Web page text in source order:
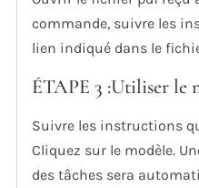
commande, suivre les
lien indiqué dans le
ÉTAPE 3 :Utiliser le
Suivre les instructions
Cliquez sur le modèle.
des tâches sera